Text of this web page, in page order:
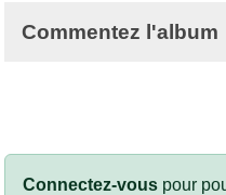
Commentez l'album
Connectez-vous pour